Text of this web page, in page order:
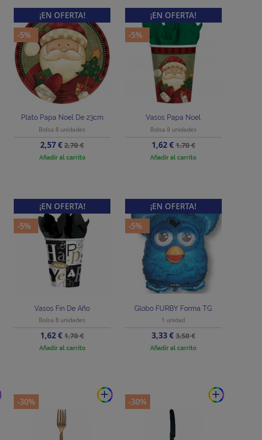
Plato Papa Noel De 23cm
Bolsa 8 unidades
Precio
2,57 €Precio
base
2,70 €
Añadir al carrito
¡EN OFERTA!
-5%
Vasos Papa Noel
Bolsa 8 unidades
Precio
1,62 €Precio
base
1,70 €
Añadir al carrito
¡EN OFERTA!
-5%
Vasos Fin De Año
Bolsa 8 unidades
Precio
1,62 €Precio
base
1,70 €
Añadir al carrito
¡EN OFERTA!
-5%
Globo FURBY Forma TG
1 unidad
Precio
3,33 €Precio
base
3,50 €
Añadir al carrito
¡EN OFERTA!
-5%
add
-30%
add
-30%